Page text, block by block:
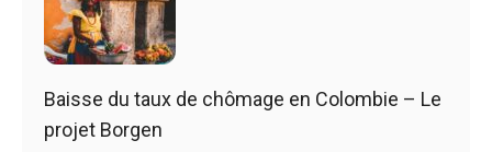
Baisse du taux de chômage en Colombie – Le
projet Borgen